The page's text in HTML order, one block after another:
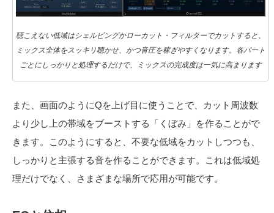
聴こえない低域はシェルビングかローカット・フィルターでカットすると、
ミックス全体をスッキリ聴かせ、かつ音圧を稼ぎやすくなります。各パート
ごとにしっかりと処理するだけで、ミックスの完成度は一気に高まります
また、画面のようにQを上げ目に使うことで、カット周波数
より少し上の帯域をブーストする「くぼみ」を作ることがで
きます。このようにすると、不要な低域をカットしつつも、
しっかりと主張する音を作ることができます。これは低域処
理だけでなく、さまざまな場所で応用が可能です。